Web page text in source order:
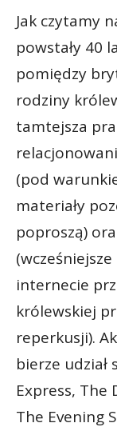
Jak czytamy
powstały 40
pomiędzy
rodziny
tamtejsza
(pod
materiały
poproszą)
internecie
królewskiej
reperkusji).
bierze
Express, The
The Evening